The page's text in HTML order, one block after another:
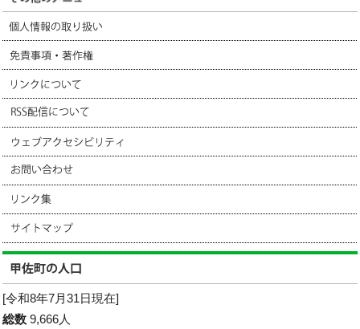
[令和8年7月31日現在]
総数 9,666人